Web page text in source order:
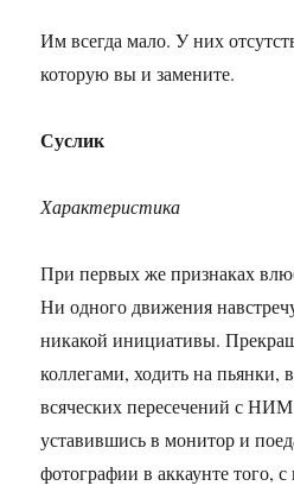
Им всегда мало. У них
которую вы и замените.
Суслик
Характеристика
При первых же признаках
Ни одного движения
никакой инициативы.
коллегами, ходить на пьянки,
всяческих пересечений с
уставившись в монитор и
фотографии в аккаунте того,